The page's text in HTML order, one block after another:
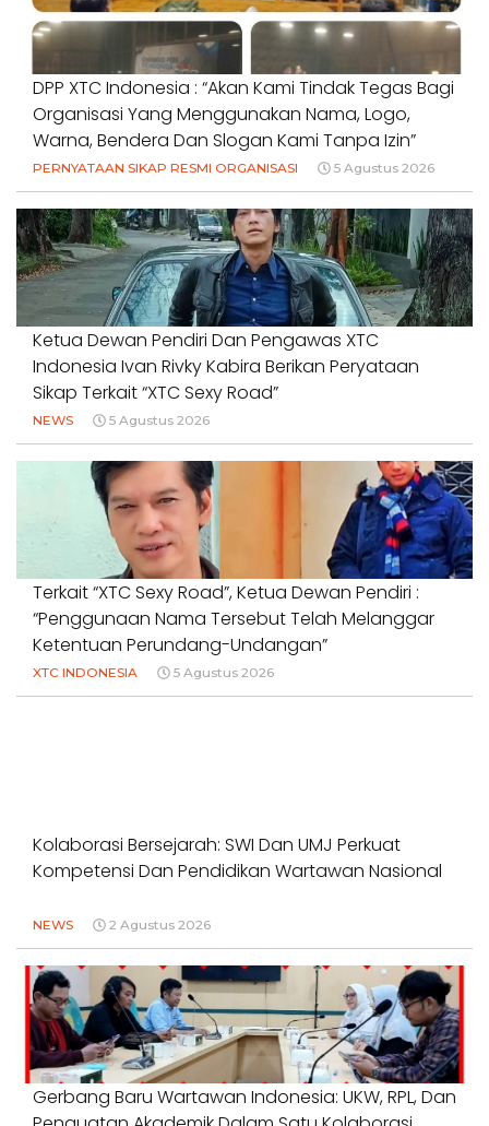
DPP XTC Indonesia : “Akan Kami Tindak Tegas Bagi
Organisasi Yang Menggunakan Nama, Logo,
Warna, Bendera Dan Slogan Kami Tanpa Izin”
PERNYATAAN SIKAP RESMI ORGANISASI 5 Agustus 2026
Ketua Dewan Pendiri Dan Pengawas XTC
Indonesia Ivan Rivky Kabira Berikan Peryataan
Sikap Terkait “XTC Sexy Road”
NEWS 5 Agustus 2026
Terkait “XTC Sexy Road”, Ketua Dewan Pendiri :
“Penggunaan Nama Tersebut Telah Melanggar
Ketentuan Perundang-Undangan”
XTC INDONESIA 5 Agustus 2026
Kolaborasi Bersejarah: SWI Dan UMJ Perkuat
Kompetensi Dan Pendidikan Wartawan Nasional
NEWS 2 Agustus 2026
Gerbang Baru Wartawan Indonesia: UKW, RPL, Dan